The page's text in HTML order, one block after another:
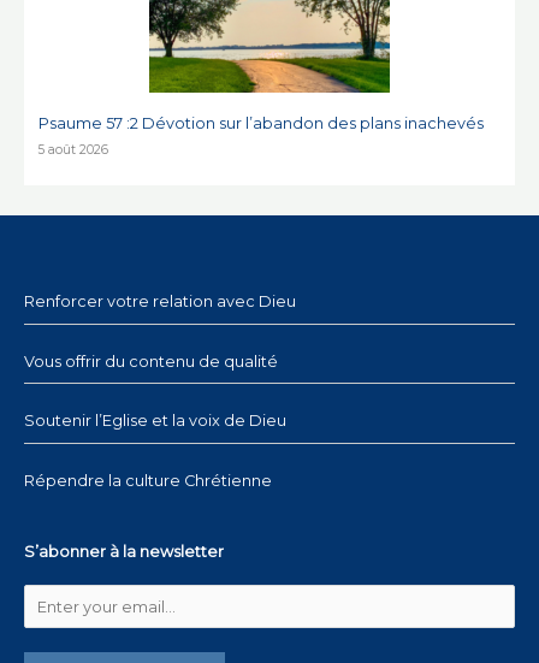
Psaume 57 :2 Dévotion sur l’abandon des plans inachevés
5 août 2026
Renforcer votre relation avec Dieu
Vous offrir du contenu de qualité
Soutenir l’Eglise et la voix de Dieu
Répendre la culture Chrétienne
S’abonner à la newsletter